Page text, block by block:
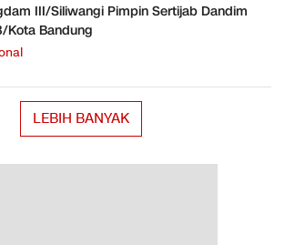
III/Siliwangi Pimpin Sertijab Dandim
Kota Bandung
LEBIH BANYAK